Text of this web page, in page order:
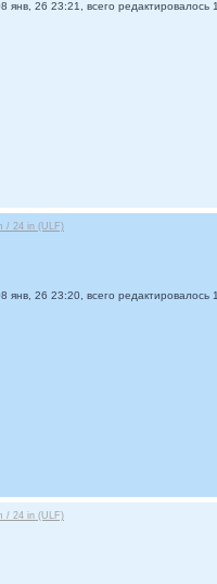
янв, 26 23:21, всего редактировалось
/ 24 in (ULF)
янв, 26 23:20, всего редактировалось
/ 24 in (ULF)